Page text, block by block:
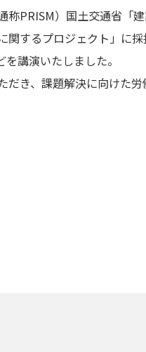
PRISM）国土交通省「
するプロジェクト」に
講演いたしました。
き、課題解決に向けた